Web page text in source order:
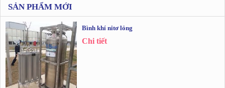
SẢN PHẨM MỚI
Bình khí nitơ lỏng
Chi tiết